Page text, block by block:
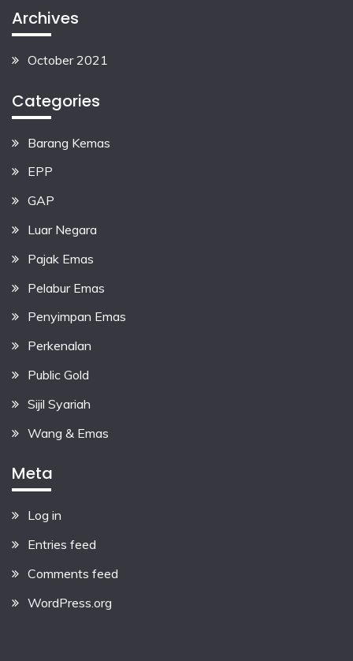
Archives
October 2021
Categories
Barang Kemas
EPP
GAP
Luar Negara
Pajak Emas
Pelabur Emas
Penyimpan Emas
Perkenalan
Public Gold
Sijil Syariah
Wang & Emas
Meta
Log in
Entries feed
Comments feed
WordPress.org